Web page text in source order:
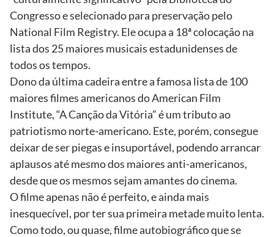
Congresso e selecionado para preservação pelo
National Film Registry. Ele ocupa a 18ª colocação na
lista dos 25 maiores musicais estadunidenses de
todos os tempos.
Dono da última cadeira entre a famosa lista de 100
maiores filmes americanos do American Film
Institute, “A Canção da Vitória” é um tributo ao
patriotismo norte-americano. Este, porém, consegue
deixar de ser piegas e insuportável, podendo arrancar
aplausos até mesmo dos maiores anti-americanos,
desde que os mesmos sejam amantes do cinema.
O filme apenas não é perfeito, e ainda mais
inesquecível, por ter sua primeira metade muito lenta.
Como todo, ou quase, filme autobiográfico que se